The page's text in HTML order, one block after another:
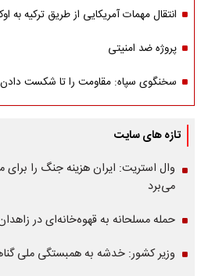
انتقال مهمات آمریکایی از طریق ترکیه به
پروژه ضد امنیتی
سخنگوی سپاه: مقاومت را تا شکست
تازه های سایت
وال استریت: ایران هزینه جنگ را برای
می‌برد
حمله مسلحانه به قهوه‌خانه‌ای در
وزیر کشور: خدشه به همبستگی ملی